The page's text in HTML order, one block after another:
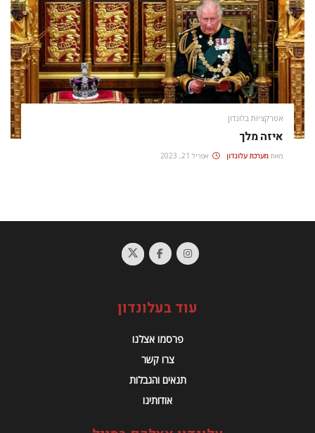
אטרקציות בלונדון
איזה מלך
מאת מערכת עלונדון אפריל 21, 2023
עוד בעלונדון
פרסמו אצלנו
צרו קשר
תנאים והגבלות
אודותינו